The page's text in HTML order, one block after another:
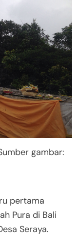
gambar:
pertama
Pura di Bali
Seraya.